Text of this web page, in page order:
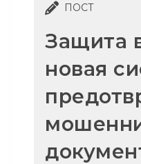
ПОСТ
Защита
новая